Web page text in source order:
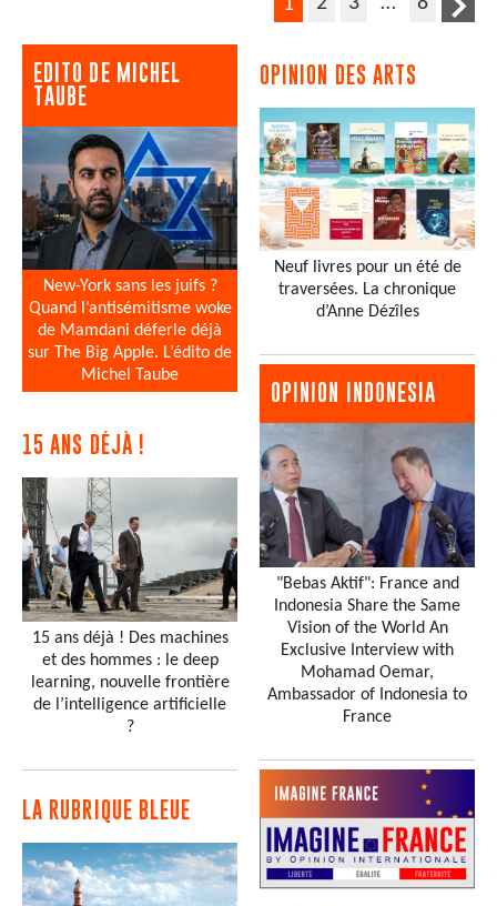
EDITO DE MICHEL
TAUBE
New-York sans les juifs ?
Quand l’antisémitisme woke
de Mamdani déferle déjà
sur The Big Apple. L’édito de
Michel Taube
15 ANS DÉJÀ !
15 ans déjà ! Des machines
et des hommes : le deep
learning, nouvelle frontière
de l’intelligence artificielle
?
LA RUBRIQUE BLEUE
OPINION DES ARTS
Neuf livres pour un été de
traversées. La chronique
d’Anne Dézîles
OPINION INDONESIA
"Bebas Aktif": France and
Indonesia Share the Same
Vision of the World An
Exclusive Interview with
Mohamad Oemar,
Ambassador of Indonesia to
France